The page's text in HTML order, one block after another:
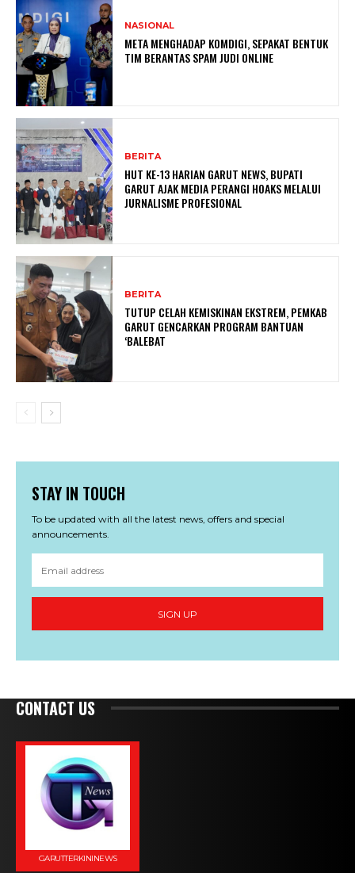
NASIONAL
META MENGHADAP KOMDIGI, SEPAKAT BENTUK
TIM BERANTAS SPAM JUDI ONLINE
BERITA
HUT KE-13 HARIAN GARUT NEWS, BUPATI
GARUT AJAK MEDIA PERANGI HOAKS MELALUI
JURNALISME PROFESIONAL
BERITA
TUTUP CELAH KEMISKINAN EKSTREM, PEMKAB
GARUT GENCARKAN PROGRAM BANTUAN
‘BALEBAT
STAY IN TOUCH
To be updated with all the latest news, offers and special
announcements.
SIGN UP
CONTACT US
GARUTTERKININEWS